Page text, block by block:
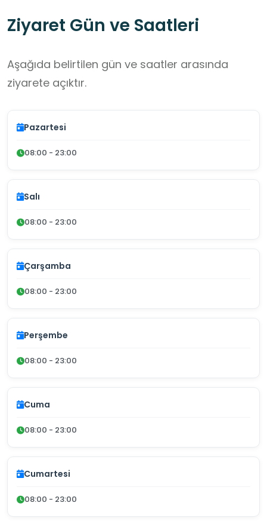
Ziyaret Gün ve Saatleri
Aşağıda belirtilen gün ve saatler arasında
ziyarete açıktır.
Pazartesi
08:00 - 23:00
Salı
08:00 - 23:00
Çarşamba
08:00 - 23:00
Perşembe
08:00 - 23:00
Cuma
08:00 - 23:00
Cumartesi
08:00 - 23:00